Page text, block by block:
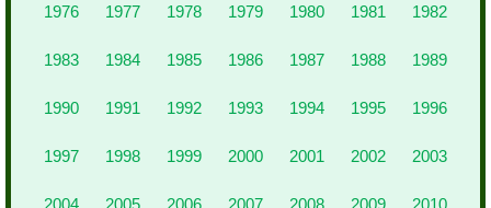
1976 1977 1978 1979 1980 1981 1982
1983 1984 1985 1986 1987 1988 1989
1990 1991 1992 1993 1994 1995 1996
1997 1998 1999 2000 2001 2002 2003
2004 2005 2006 2007 2008 2009 2010